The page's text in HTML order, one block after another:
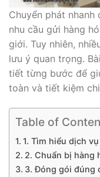
Chuyển phát
nhu cầu gửi hàng
giới. Tuy nhiên,
lưu ý quan trọng.
tiết từng bước để
toàn và tiết kiệm
Table of
1. Tìm hiểu dịch
2. Chuẩn bị hàng
3. Đóng gói đúng